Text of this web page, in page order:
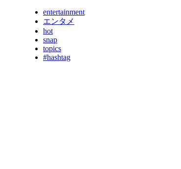
entertainment
エンタメ
hot
snap
topics
#hashtag